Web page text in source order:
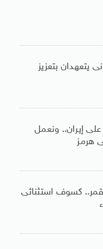
يتعهدان بتعزيز
إيران.. ونعمل
هرمز
كسوف استثنائى